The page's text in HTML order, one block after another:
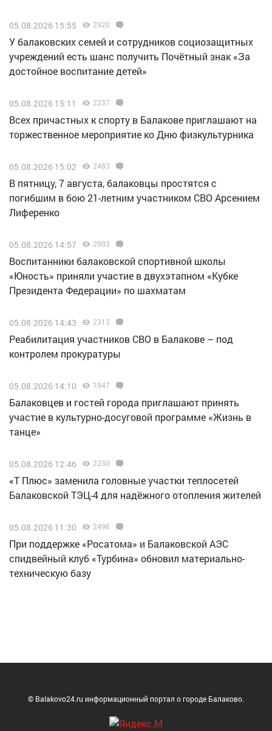
05.08.2026 15:55 2920
У балаковских семей и сотрудников социозащитных
учреждений есть шанс получить Почётный знак «За
достойное воспитание детей»
05.08.2026 15:11 2237
Всех причастных к спорту в Балакове приглашают на
торжественное мероприятие ко Дню физкультурника
05.08.2026 15:02 2483
В пятницу, 7 августа, балаковцы простятся с
погибшим в бою 21-летним участником СВО Арсением
Лиференко
05.08.2026 14:57 2903
Воспитанники балаковской спортивной школы
«Юность» приняли участие в двухэтапном «Кубке
Президента Федерации» по шахматам
05.08.2026 14:43 2313
Реабилитация участников СВО в Балакове – под
контролем прокуратуры
05.08.2026 14:10 1947
Балаковцев и гостей города приглашают принять
участие в культурно-досуговой программе «Жизнь в
танце»
05.08.2026 12:46 2230
«Т Плюс» заменила головные участки теплосетей
Балаковской ТЭЦ-4 для надёжного отопления жителей
05.08.2026 11:30 2496
При поддержке «Росатома» и Балаковской АЭС
спидвейный клуб «Турбина» обновил материально-
техническую базу
© Balakovo24.ru информационный портал о городе Балаково.